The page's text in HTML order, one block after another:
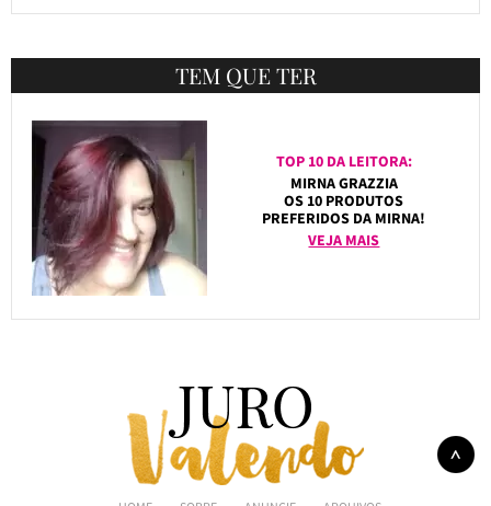
TEM QUE TER
TOP 10 DA LEITORA:
MIRNA GRAZZIA
OS 10 PRODUTOS
PREFERIDOS DA MIRNA!
VEJA MAIS